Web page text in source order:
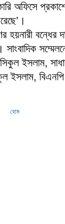
অফিসে
হয়নারী বন্ধের
ইসলাম,
ইসলাম,
হোম